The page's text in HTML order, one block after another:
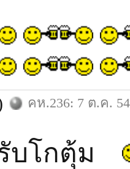
คห.236: 7 ต.ค. 54
บโกตุ้ม